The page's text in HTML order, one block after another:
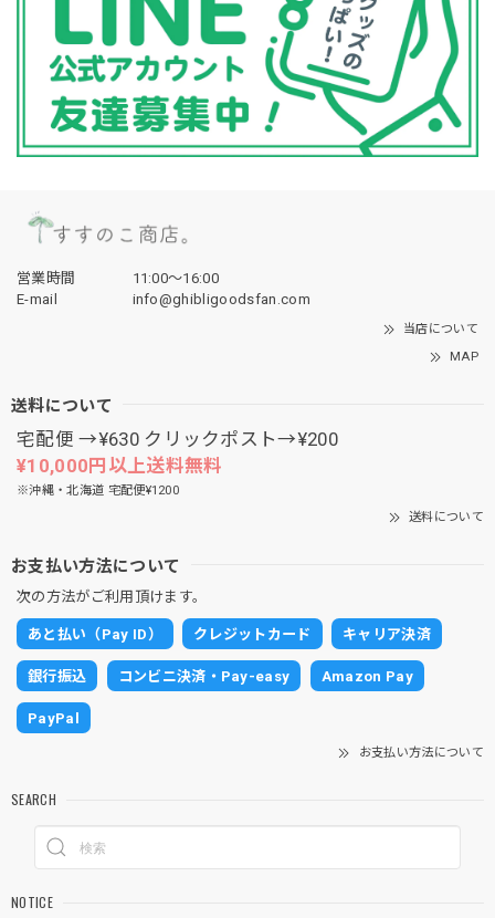
営業時間
11:00〜16:00
E-mail
info@ghibligoodsfan.com
当店について
MAP
送料について
宅配便 →¥630 クリックポスト→¥200
¥10,000円以上送料無料
※沖縄・北海道 宅配便¥1200
送料について
お支払い方法について
次の方法がご利用頂けます。
あと払い（Pay ID） クレジットカード キャリア決済
銀行振込 コンビニ決済・Pay-easy Amazon Pay
PayPal
お支払い方法について
SEARCH
NOTICE